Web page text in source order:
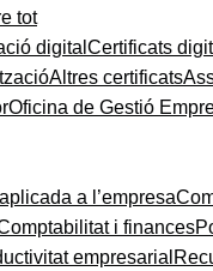
tot
digital Certificats
Altres certificats
Oficina de Gestió
a l’empresa
i finances
empresarial